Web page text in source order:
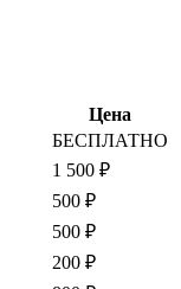
Цена
БЕСПЛАТНО
1 500 ₽
500 ₽
500 ₽
200 ₽